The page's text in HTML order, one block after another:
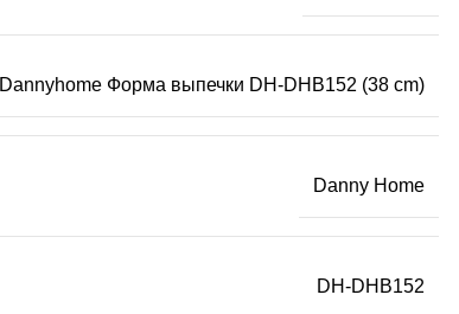
Dannyhome Форма выпечки DH-DHB152 (38 cm)
Danny Home
DH-DHB152